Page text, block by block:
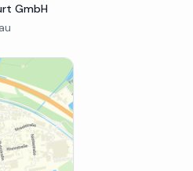
GmbH